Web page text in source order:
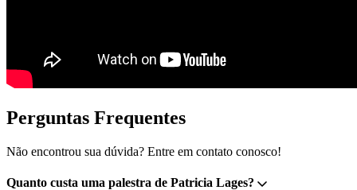
Perguntas Frequentes
Não encontrou sua dúvida? Entre em contato conosco!
Quanto custa uma palestra de Patricia Lages?